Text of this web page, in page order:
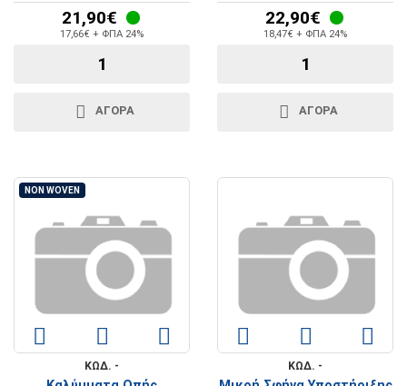
21,90€
17,66€ + ΦΠΑ 24%
ΑΓΟΡΑ
22,90€
18,47€ + ΦΠΑ 24%
ΑΓΟΡΑ
NON WOVEN
ΚΩΔ. - ΚΩΔ. -